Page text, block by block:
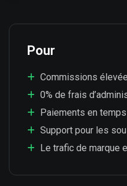
Pour
Commissions
0% de frais
Paiements en
Support pour les
Le trafic de marque